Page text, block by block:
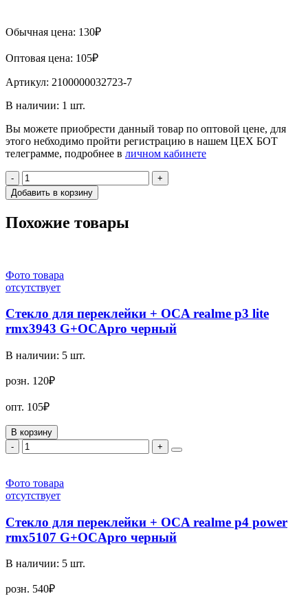
Обычная цена: 130₽
Оптовая цена: 105₽
Артикул: 2100000032723-7
В наличии: 1 шт.
Вы можете приобрести данный товар по оптовой цене, для
этого небходимо пройти регистрацию в нашем ЦЕХ БОТ
телеграмме, подробнее в личном кабинете
-
+
Добавить в корзину
Похожие товары
Фото товара
отсутствует
Стекло для переклейки + OCA realme p3 lite
rmx3943 G+OCApro черный
В наличии: 5 шт.
розн. 120₽
опт. 105₽
В корзину
-
+
Фото товара
отсутствует
Стекло для переклейки + OCA realme p4 power
rmx5107 G+OCApro черный
В наличии: 5 шт.
розн. 540₽